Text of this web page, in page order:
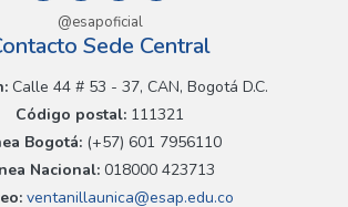
@esapoficial
Sede Central
Calle 44 # 53 - 37, CAN, Bogotá D.C.
Código postal: 111321
Bogotá:(+57) 601 7956110
Nacional: 018000 423713
ventanillaunica@esap.edu.co